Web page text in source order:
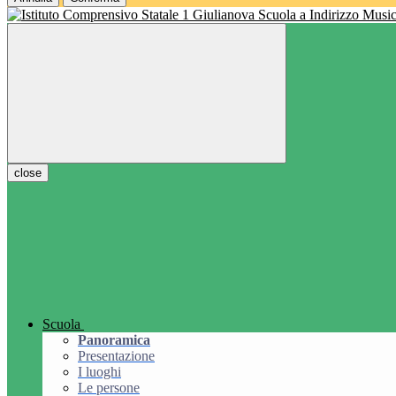
Scuola a Indirizzo
close
Scuola
Panoramica
Presentazione
I luoghi
Le persone